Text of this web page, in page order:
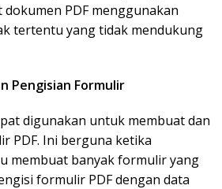
PDF menggunakan
tertentu yang tidak mendukung
Pengisian Formulir
digunakan untuk membuat dan
PDF. Ini berguna ketika
membuat banyak formulir yang
formulir PDF dengan data